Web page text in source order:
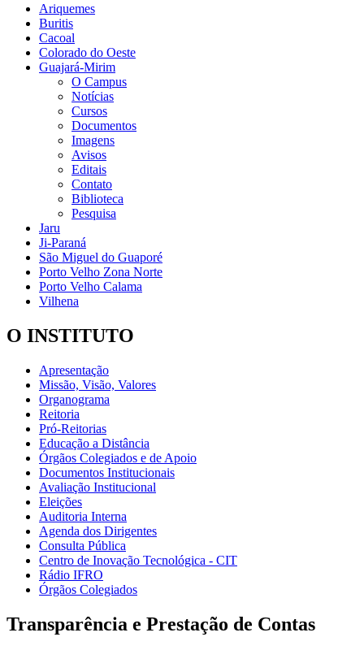
Ariquemes
Buritis
Cacoal
Colorado do Oeste
Guajará-Mirim
O Campus
Notícias
Cursos
Documentos
Imagens
Avisos
Editais
Contato
Biblioteca
Pesquisa
Jaru
Ji-Paraná
São Miguel do Guaporé
Porto Velho Zona Norte
Porto Velho Calama
Vilhena
O INSTITUTO
Apresentação
Missão, Visão, Valores
Organograma
Reitoria
Pró-Reitorias
Educação a Distância
Órgãos Colegiados e de Apoio
Documentos Institucionais
Avaliação Institucional
Eleições
Auditoria Interna
Agenda dos Dirigentes
Consulta Pública
Centro de Inovação Tecnológica - CIT
Rádio IFRO
Órgãos Colegiados
Transparência e Prestação de Contas